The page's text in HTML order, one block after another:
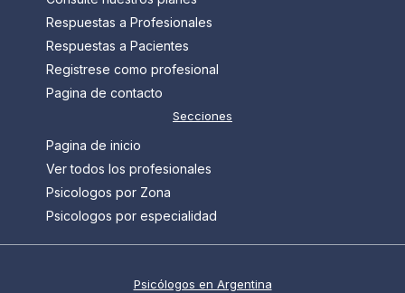
Respuestas a Profesionales
Respuestas a Pacientes
Registrese como profesional
Pagina de contacto
Secciones
Pagina de inicio
Ver todos los profesionales
Psicologos por Zona
Psicologos por especialidad
Psicólogos en Argentina